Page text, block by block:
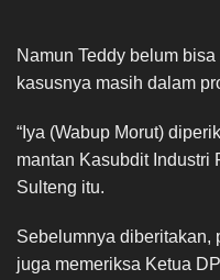
Namun Teddy belum
kasusnya masih dalam
“Iya (Wabup Morut)
mantan Kasubdit Industri
Sulteng itu.
Sebelumnya diberitakan,
juga memeriksa Ketua